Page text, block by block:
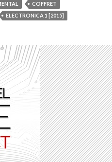
COFFRET
ELECTRONICA 1 [2015]